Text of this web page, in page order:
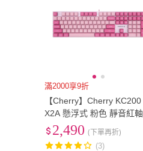
滿2000享9折
【Cherry】Cherry KC200
X2A 懸浮式 粉色 靜音紅軸
BT中刻(KC200 二代軸 懸浮
式鍵盤 PBT中刻 鍵盤 電競)
2,490 (下單再折)
(3)